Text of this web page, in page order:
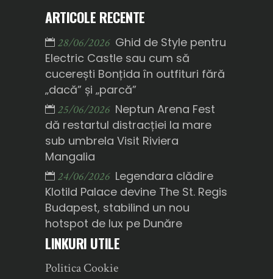
ARTICOLE RECENTE
28/06/2026 Ghid de Style pentru
Electric Castle sau cum să
cucerești Bonțida în outfituri fără
„dacă” și „parcă”
25/06/2026 Neptun Arena Fest
dă restartul distracției la mare
sub umbrela Visit Riviera
Mangalia
24/06/2026 Legendara clădire
Klotild Palace devine The St. Regis
Budapest, stabilind un nou
hotspot de lux pe Dunăre
LINKURI UTILE
Politica Cookie